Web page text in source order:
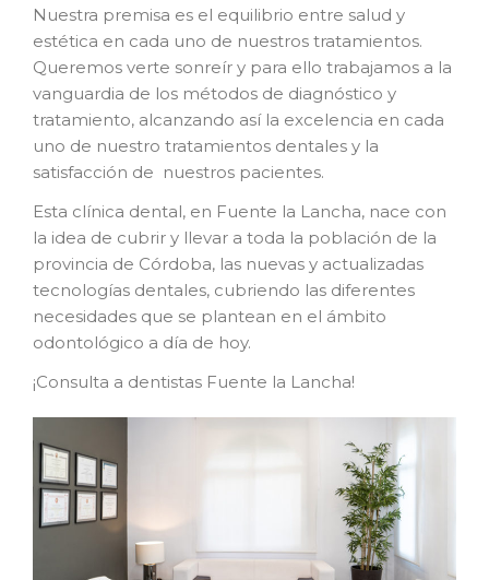
Nuestra premisa es el equilibrio entre salud y
estética en cada uno de nuestros tratamientos.
Queremos verte sonreír y para ello trabajamos a la
vanguardia de los métodos de diagnóstico y
tratamiento, alcanzando así la excelencia en cada
uno de nuestro tratamientos dentales y la
satisfacción de nuestros pacientes.
Esta clínica dental, en Fuente la Lancha, nace con
la idea de cubrir y llevar a toda la población de la
provincia de Córdoba, las nuevas y actualizadas
tecnologías dentales, cubriendo las diferentes
necesidades que se plantean en el ámbito
odontológico a día de hoy.
¡Consulta a dentistas Fuente la Lancha!